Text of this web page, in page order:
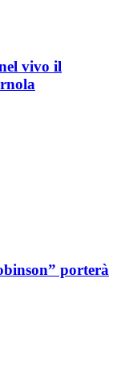
vivo il
porterà